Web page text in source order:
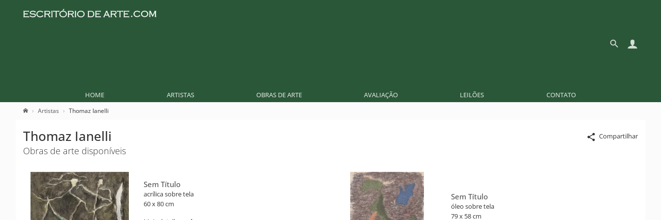
HOME ARTISTAS OBRAS DE ARTE AVALIAÇÃO LEILÕES CONTATO
Artistas Thomaz Ianelli
Compartilhar
Thomaz Ianelli
Obras de arte disponíveis
Sem Título
acrílica sobre tela
60 x 80 cm
Sem Título
óleo sobre tela
79 x 58 cm